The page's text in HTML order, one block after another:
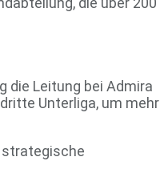
die Leitung bei Admira
Unterliga, um mehr
strategische